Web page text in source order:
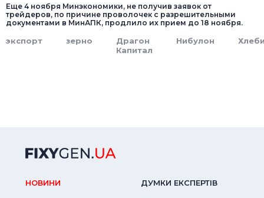
Еще 4 ноября Минэкономики, не получив заявок от
трейдеров, по причине проволочек с разрешительными
документами в МинАПК, продлило их прием до 18 ноября.
экспорт зерно
Драгон
Капитал
Нибулон
НОВИНИ ДУМКИ ЕКСПЕРТIВ